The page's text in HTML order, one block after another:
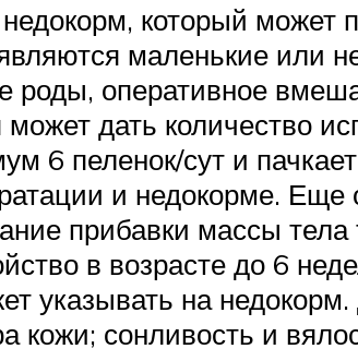
который может
маленькие или
роды, оперативное
дать количество
6 пеленок/сут и
и недокорме.
прибавки массы
в возрасте до 6
указывать на
кожи; сонливость и